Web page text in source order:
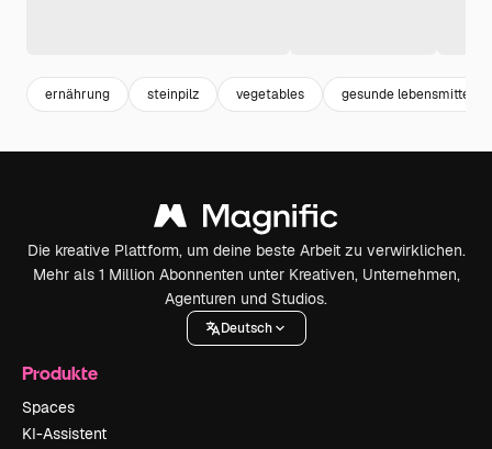
ernährung steinpilz vegetables gesunde lebensmittel
Die kreative Plattform, um deine beste Arbeit zu verwirklichen.
Mehr als 1 Million Abonnenten unter Kreativen, Unternehmen,
Agenturen und Studios.
Deutsch
Produkte
Spaces
KI-Assistent